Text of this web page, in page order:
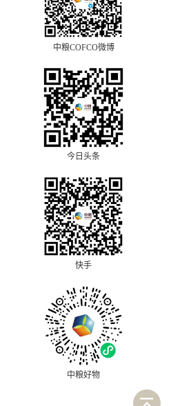
中粮COFCO微博
今日头条
快手
中粮好物